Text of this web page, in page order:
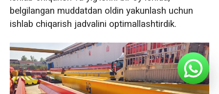
belgilangan muddatdan oldin yakunlash uchun
ishlab chiqarish jadvalini optimallashtirdik.